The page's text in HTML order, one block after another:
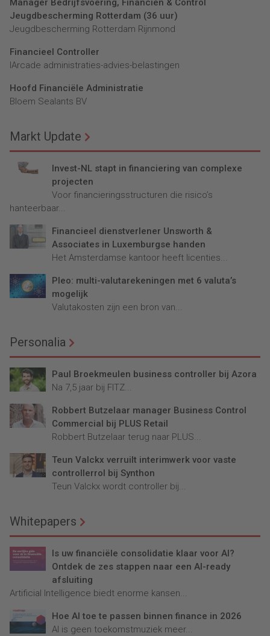
Manager Bedrijfsvoering, Financiën & Control
Jeugdbescherming Rotterdam (36 uur)
Jeugdbescherming Rotterdam Rijnmond
Financieel Controller
lArcade administraties-advies-belastingen
Hoofd Financiële Administratie
Bloem Sealants BV
Markt Update
Invest-NL stapt in financiering van complexe
projecten
Voor financieringsstructuren die risico’s
hanteerbaar...
Financieel dienstverlener Unsworth &
Associates in Luxemburgse handen
Het Amsterdamse kantoor heeft licenties...
Pleo: multi-valutarekeningen met 6 valuta’s
mogelijk
Valutakosten zijn een bron van...
Personalia
Paul Broekmeulen business controller bij Azora
Na 7,5 jaar bij FITZ...
Robbert Butzelaar manager Business Control
Commercial bij PLUS Retail
Robbert Butzelaar terug naar PLUS...
Teun Valckx verruilt interimwerk voor vaste
controllerrol bij Synthon
Teun Valckx wordt controller bij...
Whitepapers
Is uw financiële consolidatie klaar voor AI?
Ontdek de zes stappen naar een AI-ready
afsluiting
Artificial Intelligence biedt enorme kansen...
Hoe AI toe te passen binnen finance in 2026
AI is geen toekomstmuziek meer...